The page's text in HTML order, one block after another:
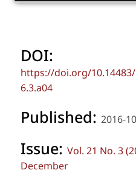
DOI:
https://doi.org/
6.3.a04
Published: 2016-
Issue: Vol. 21 No. 3
December